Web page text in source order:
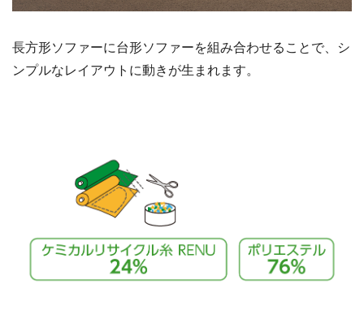
長方形ソファーに台形ソファーを組み合わせることで、シ
ンプルなレイアウトに動きが生まれます。